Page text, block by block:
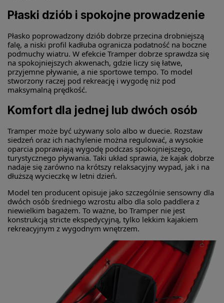
Płaski dziób i spokojne prowadzenie
Płasko poprowadzony dziób dobrze przecina drobniejszą
falę, a niski profil kadłuba ogranicza podatność na boczne
podmuchy wiatru. W efekcie Tramper dobrze sprawdza się
na spokojniejszych akwenach, gdzie liczy się łatwe,
przyjemne pływanie, a nie sportowe tempo. To model
stworzony raczej pod rekreację i wygodę niż pod
maksymalną prędkość.
Komfort dla jednej lub dwóch osób
Tramper może być używany solo albo w duecie. Rozstaw
siedzeń oraz ich nachylenie można regulować, a wysokie
oparcia poprawiają wygodę podczas spokojniejszego,
turystycznego pływania. Taki układ sprawia, że kajak dobrze
nadaje się zarówno na krótszy relaksacyjny wypad, jak i na
dłuższą wycieczkę w letni dzień.
Model ten producent opisuje jako szczególnie sensowny dla
dwóch osób średniego wzrostu albo dla solo paddlera z
niewielkim bagażem. To ważne, bo Tramper nie jest
konstrukcją stricte ekspedycyjną, tylko lekkim kajakiem
rekreacyjnym z wygodnym wnętrzem.